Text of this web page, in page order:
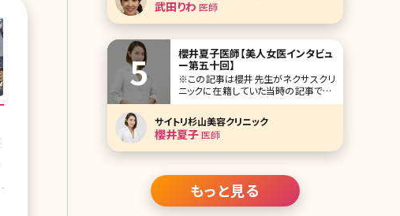
うか。価格と合わせてチェックしていき
ましょう。 2-1.ヘリオケ
武田りわ 医師
櫻井夏子医師【美人女医インタビュ
ー第五十回】
※この記事は櫻井先生がネクサスクリ
ニックに在籍していた当時の記事です。
人気企画「美人女医インタビュー」第五
十回は東京・銀座にあるネクサスクリ
ニック（NEXUS clinic）の櫻井夏子（さく
らい なつこ）医師です。 整形外科医とし
て4年間大学病院で勤務した後、美容
サイトリ杉山美容クリニック
櫻井夏子医師
もっと見る